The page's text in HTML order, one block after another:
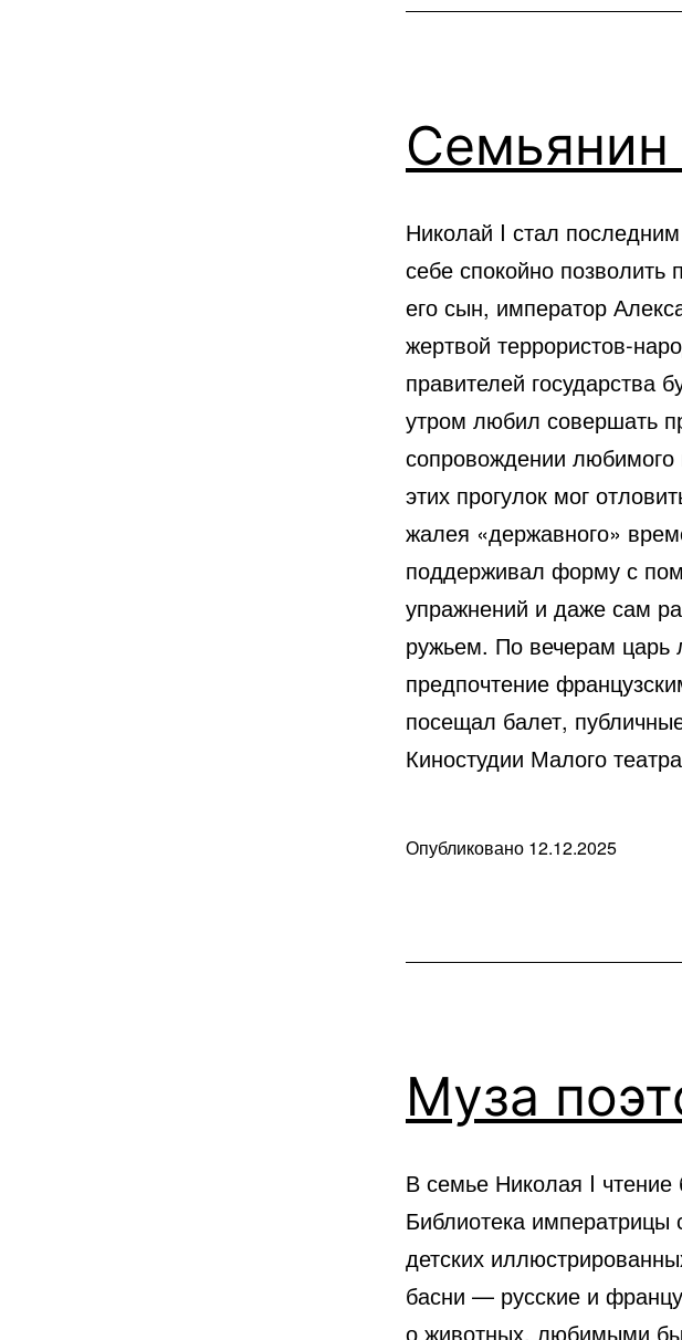
факты
Семьянин
Николай I стал
себе спокойно позволить
его сын, император
жертвой террористов-
правителей государства
утром любил совершать
сопровождении любимого
этих прогулок мог
жалея «державного»
поддерживал форму с
упражнений и даже сам
ружьем. По вечерам царь
предпочтение
посещал балет,
Киностудии Малого
Опубликовано 12.12.2025
факты
Муза
В семье Николая I
Библиотека
детских
басни — русские и
о животных, любимыми